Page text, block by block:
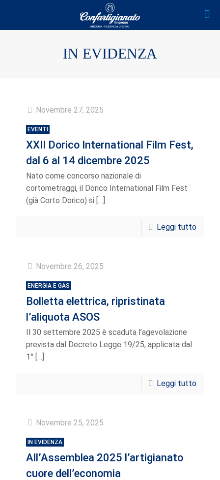
IN EVIDENZA
Novembre 27, 2025
EVENTI
XXII Dorico International Film Fest,
dal 6 al 14 dicembre 2025
Nato come concorso nazionale di
cortometraggi, il Dorico International Film Fest
(già Corto Dorico) si […]
Leggi tutto
Novembre 26, 2025
ENERGIA E GAS
Bolletta elettrica, ripristinata
l’aliquota ASOS
Il 30 settembre 2025 è scaduta l’agevolazione
prevista dal Decreto Legge 19/25, applicata dal
1° […]
Leggi tutto
Novembre 25, 2025
IN EVIDENZA
All’Assemblea 2025 l’artigianato
cuore dell’economia